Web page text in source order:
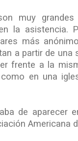
muy
la asistencia.
más
a partir de una
frente a la
en una
de aparecer
Americana